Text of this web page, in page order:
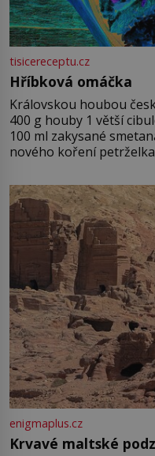
tisicereceptu.cz
Hříbková omáčka
Královskou houbou českých
400 g houby 1 větší
100 ml zakysané
nového koření
enigmaplus.cz
Krvavé maltské